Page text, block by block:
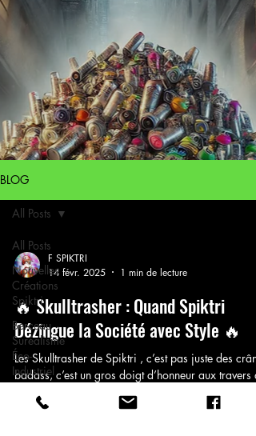
BLOG
All Posts
Nouvelles
Créations
Spiktri
Berceau
Suréalisme
Éco-
Industriel
Chroniques
Spiktri Les
All Posts
F SPIKTRI
14 févr. 2025
1 min de lecture
🔥 Skulltrasher : Quand Spiktri
Dézingue la Société avec Style 🔥
Les Skulltrasher de Spiktri , c’est pas juste des crânes
badass, c’est un gros doigt d’honneur aux travers